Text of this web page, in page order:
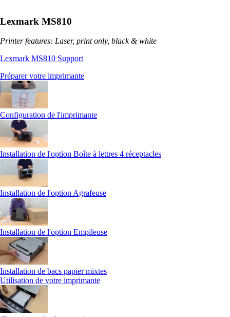
Lexmark MS810
Printer features: Laser, print only, black & white
Lexmark MS810 Support
Préparer votre imprimante
Configuration de l'imprimante
Installation de l'option Boîte à lettres 4 réceptacles
Installation de l'option Agrafeuse
Installation de l'option Empileuse
Installation de bacs papier mixtes
Utilisation de votre imprimante